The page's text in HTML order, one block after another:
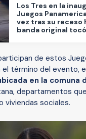
Los Tres en la
Juegos
vez tras su receso
banda original
de estos
el término del evento,
en la comuna
departamentos
viviendas sociales.